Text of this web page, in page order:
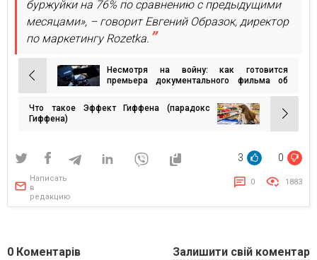
буржуйки на 76% по сравнению с предыдущими
месяцами», – говорит Евгений Образок, директор
по маркетингу Rozetka.
Навигация
по
записям
Несмотря на войну: как готовится
премьера документального фильма об
растут вместе с проектом
Что такое Эффект Гиффена (парадокс
Гиффена)
3 0
Написать
в
редакцию
0 1883
0 Коментарів Залишити свій коментар